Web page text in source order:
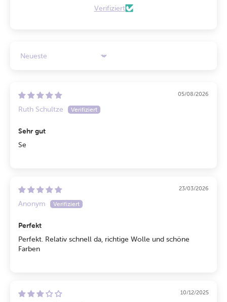
Verifiziert
Sort by
05/08/2026
Ruth Schultze
Sehr gut
Se
23/03/2026
Anonym
Perfekt
Perfekt. Relativ schnell da, richtige Wolle und schöne
Farben
10/12/2025